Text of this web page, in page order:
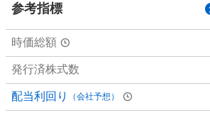
0
%
、
買
い
た
い
参考指標
時価総額
発行済株式数
配当利回り （会社予想）